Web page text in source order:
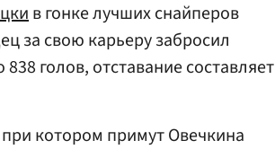
в гонке лучших снайперов
за свою карьеру забросил
голов, отставание составляет
котором примут Овечкина